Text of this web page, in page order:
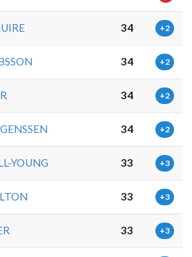
34 +2
34 +2
34 +2
34 +2
YOUNG 33 +3
33 +3
33 +3